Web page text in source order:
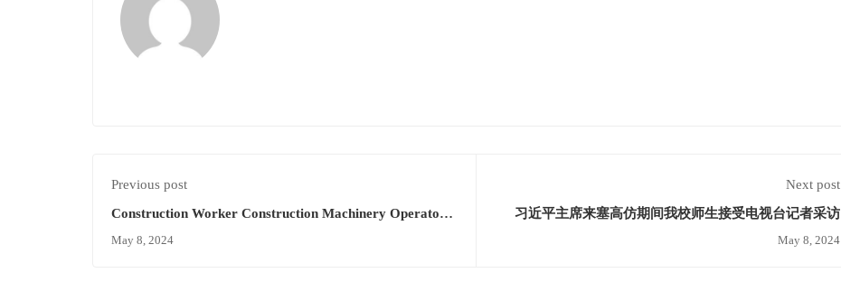
Previous post
Construction Worker Construction Machinery Operator
May 8, 2024
Next post
习近平主席来塞高仿期间我校师生接受电视台记者采访
May 8, 2024